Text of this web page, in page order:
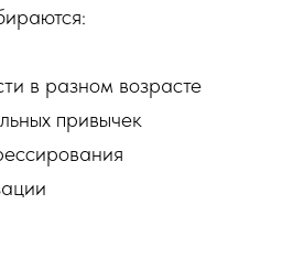
в разном возрасте
привычек